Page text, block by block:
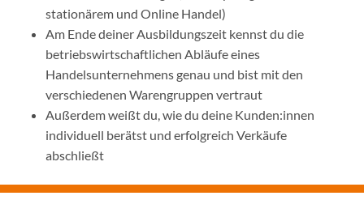
stationärem und Online Handel)
Am Ende deiner Ausbildungszeit kennst du die
betriebswirtschaftlichen Abläufe eines
Handelsunternehmens genau und bist mit den
verschiedenen Warengruppen vertraut
Außerdem weißt du, wie du deine Kunden:innen
individuell berätst und erfolgreich Verkäufe
abschließt